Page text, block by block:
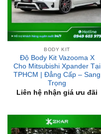
BODY KIT
Độ Body Kit Vazooma X
Cho Mitsubishi Xpander Tại
TPHCM | Đẳng Cấp – Sang
Trọng
Liên hệ nhận giá ưu đãi